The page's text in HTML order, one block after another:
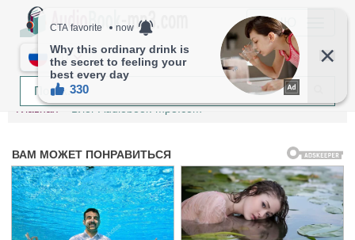
МЕНЮ
RU
Главная Блог Audiobook-mp3.com